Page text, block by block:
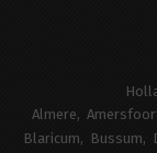
Almere
Blaricum
Bussum